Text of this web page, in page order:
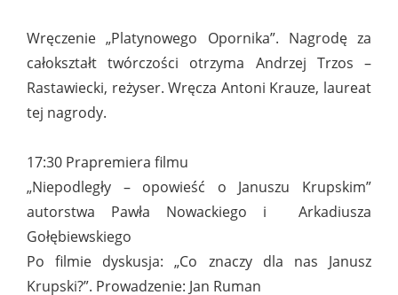
Wręczenie „Platynowego Opornika”. Nagrodę za
całokształt twórczości otrzyma Andrzej Trzos –
Rastawiecki, reżyser. Wręcza Antoni Krauze, laureat
tej nagrody.
17:30 Prapremiera filmu
„Niepodległy – opowieść o Januszu Krupskim”
autorstwa Pawła Nowackiego i Arkadiusza
Gołębiewskiego
Po filmie dyskusja: „Co znaczy dla nas Janusz
Krupski?”. Prowadzenie: Jan Ruman